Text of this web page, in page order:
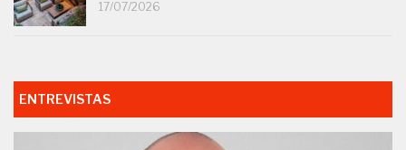
17/07/2026
ENTREVISTAS